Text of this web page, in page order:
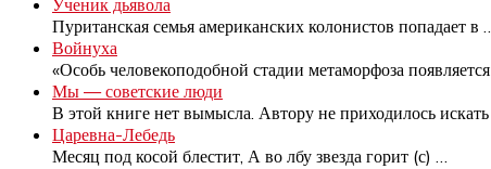
Пуританская семья американских колонистов попадает в
Войнуха
«Особь человекоподобной стадии метаморфоза появляется
Мы — советские люди
В этой книге нет вымысла. Автору не приходилось искать
Царевна-Лебедь
Месяц под косой блестит, А во лбу звезда горит (с)